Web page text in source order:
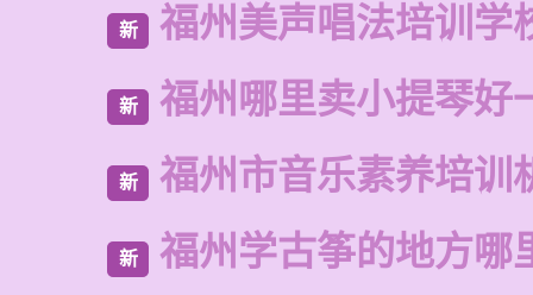
新 福州美声唱法培训学
新 福州哪里卖小提琴好
新 福州市音乐素养培训
新 福州学古筝的地方哪